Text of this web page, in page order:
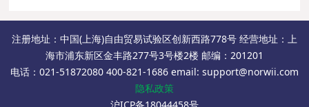
注册地址：中国(上海)自由贸易试验区创新西路778号 经营地址：上
海市浦东新区金丰路277号3号楼2楼 邮编：201201
电话：021-51872080 400-821-1686 email: support@norwii.com
隐私政策